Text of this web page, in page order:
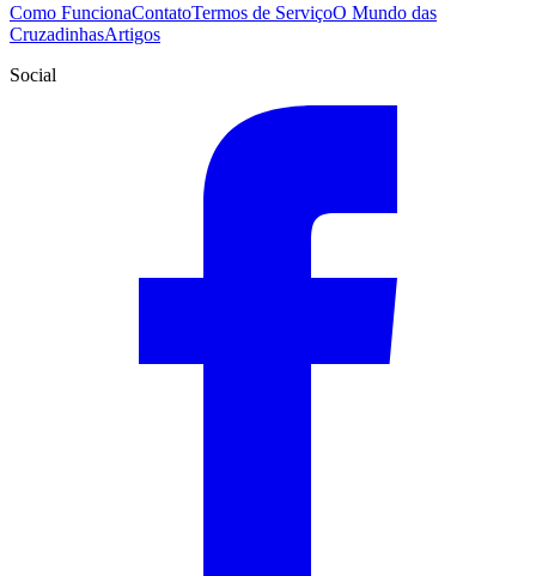
Como FuncionaContatoTermos de ServiçoO Mundo das
CruzadinhasArtigos
Social